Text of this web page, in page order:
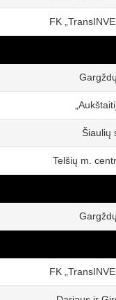
FK
Šiaulių
Telšių m.
FK